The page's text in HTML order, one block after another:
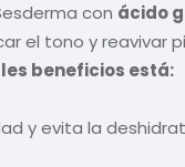
con ácido
el tono y reavivar
beneficios está:
y evita la